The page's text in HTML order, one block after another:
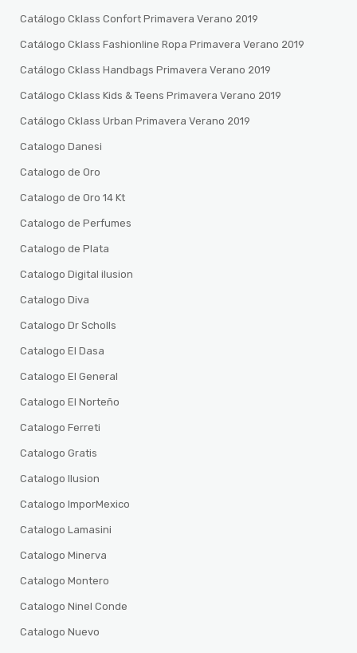
Catálogo Cklass Confort Primavera Verano 2019
Catálogo Cklass Fashionline Ropa Primavera Verano 2019
Catálogo Cklass Handbags Primavera Verano 2019
Catálogo Cklass Kids & Teens Primavera Verano 2019
Catálogo Cklass Urban Primavera Verano 2019
Catalogo Danesi
Catalogo de Oro
Catalogo de Oro 14 Kt
Catalogo de Perfumes
Catalogo de Plata
Catalogo Digital ilusion
Catalogo Diva
Catalogo Dr Scholls
Catalogo El Dasa
Catalogo El General
Catalogo El Norteño
Catalogo Ferreti
Catalogo Gratis
Catalogo Ilusion
Catalogo ImporMexico
Catalogo Lamasini
Catalogo Minerva
Catalogo Montero
Catalogo Ninel Conde
Catalogo Nuevo